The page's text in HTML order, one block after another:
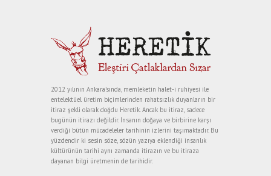
2012 yılının Ankara’sında, memleketin halet-i ruhiyesi ile
entelektüel üretim biçimlerinden rahatsızlık duyanların bir
itiraz şekli olarak doğdu Heretik. Ancak bu itiraz, sadece
bugünün itirazı değildir. İnsanın doğaya ve birbirine karşı
verdiği bütün mücadeleler tarihinin izlerini taşımaktadır. Bu
yüzdendir ki sesin söze, sözün yazıya eklendiği insanlık
kültürünün tarihi aynı zamanda itirazın ve bu itiraza
dayanan bilgi üretmenin de tarihidir.